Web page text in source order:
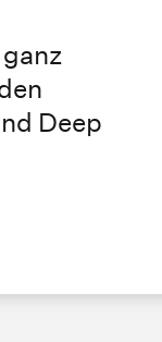
Deep